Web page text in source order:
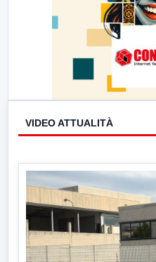
VIDEO ATTUALITÀ